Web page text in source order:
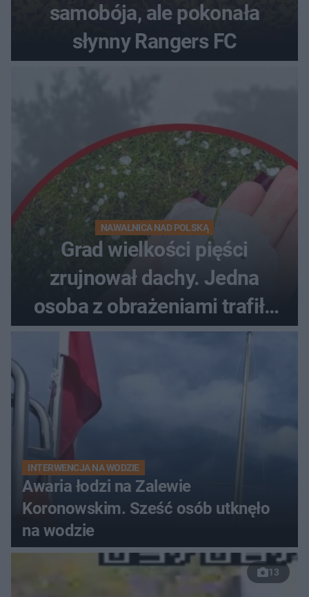
samobója, ale pokonała
słynny Rangers FC
NAWAŁNICA NAD POLSKĄ
Grad wielkości pięści
zrujnował dachy. Jedna
osoba z obrażeniami trafiła
do szpitala
INTERWENCJA NA WODZIE
Awaria łodzi na Zalewie
Koronowskim. Sześć osób utknęło
na wodzie
13